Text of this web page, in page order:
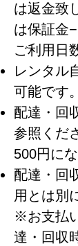
は返金致
は保証金
ご利用日
レンタル
可能です。
配達・回
参照くだ
500円にな
配達・回
用とは別
※お支払
達・回収